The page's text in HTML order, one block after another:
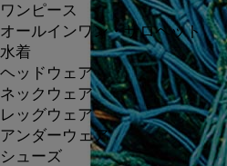
ワンピース
オールインワン・サロペット
水着
ヘッドウェア
ネックウェア
レッグウェア
アンダーウェア
シューズ